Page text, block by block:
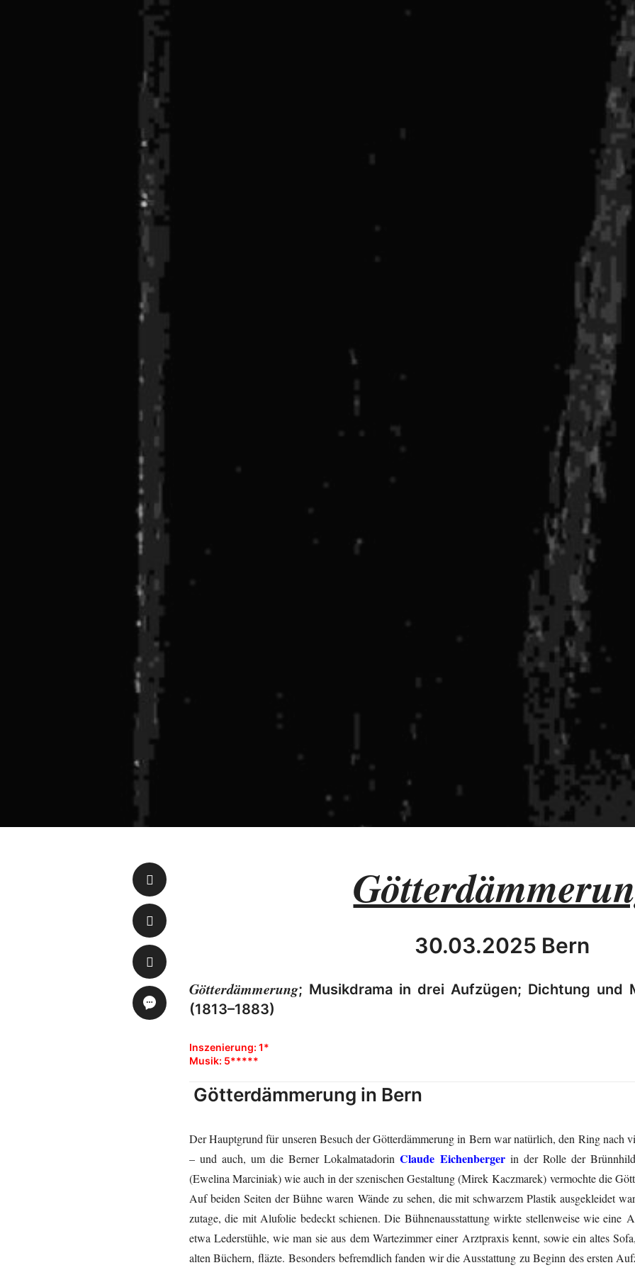
30.03.2025 Bern
Götterdämmerung; Musikdrama in drei Aufzügen; Dichtung und
(1813–1883)
Inszenierung: 1*
Musik: 5*****
Götterdämmerung in Bern
Der Hauptgrund für unseren Besuch der Götterdämmerung in Bern war natürlich, den Ring nach
– und auch, um die Berner Lokalmatadorin Claude Eichenberger in der Rolle der
(Ewelina Marciniak) wie auch in der szenischen Gestaltung (Mirek Kaczmarek) vermochte die
Auf beiden Seiten der Bühne waren Wände zu sehen, die mit schwarzem Plastik ausgekleidet
zutage, die mit Alufolie bedeckt schienen. Die Bühnenausstattung wirkte stellenweise wie eine
etwa Lederstühle, wie man sie aus dem Wartezimmer einer Arztpraxis kennt, sowie ein altes
alten Büchern, fläzte. Besonders befremdlich fanden wir die Ausstattung zu Beginn des ersten